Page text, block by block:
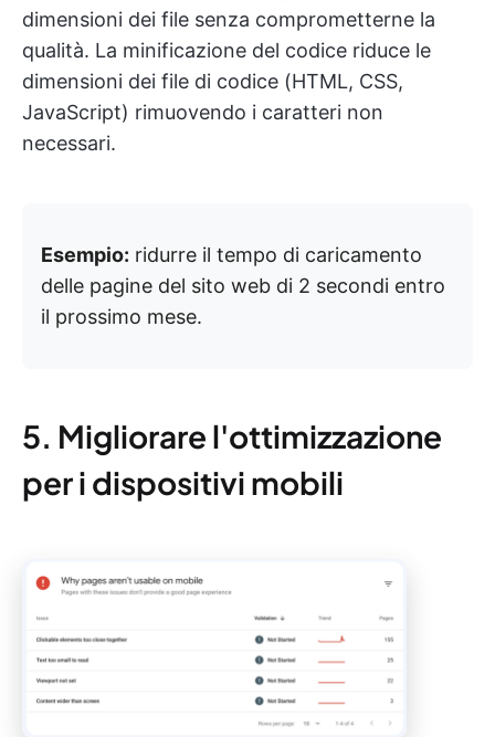
dimensioni dei file senza comprometterne la
qualità. La minificazione del codice riduce le
dimensioni dei file di codice (HTML, CSS,
JavaScript) rimuovendo i caratteri non
necessari.
Esempio: ridurre il tempo di caricamento
delle pagine del sito web di 2 secondi entro
il prossimo mese.
5. Migliorare l'ottimizzazione
per i dispositivi mobili